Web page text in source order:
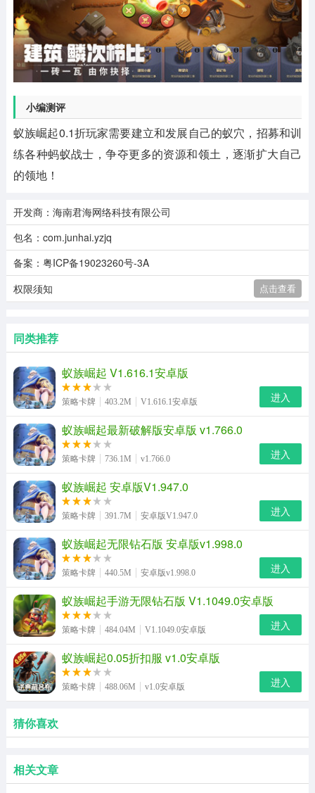
小编测评
蚁族崛起0.1折玩家需要建立和发展自己的蚁穴，招募和训
练各种蚂蚁战士，争夺更多的资源和领土，逐渐扩大自己
的领地！
开发商：海南君海网络科技有限公司
包名：com.junhai.yzjq
备案：粤ICP备19023260号-3A
权限须知
点击查看
同类推荐
蚁族崛起 V1.616.1安卓版
策略卡牌 403.2M V1.616.1安卓版 进入
蚁族崛起最新破解版安卓版 v1.766.0
策略卡牌 736.1M v1.766.0 进入
蚁族崛起 安卓版V1.947.0
策略卡牌 391.7M 安卓版V1.947.0 进入
蚁族崛起无限钻石版 安卓版v1.998.0
策略卡牌 440.5M 安卓版v1.998.0 进入
蚁族崛起手游无限钻石版 V1.1049.0安卓版
策略卡牌 484.04M V1.1049.0安卓版 进入
蚁族崛起0.05折扣服 v1.0安卓版
策略卡牌 488.06M v1.0安卓版 进入
猜你喜欢
相关文章